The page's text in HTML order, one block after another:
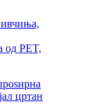
од PET,